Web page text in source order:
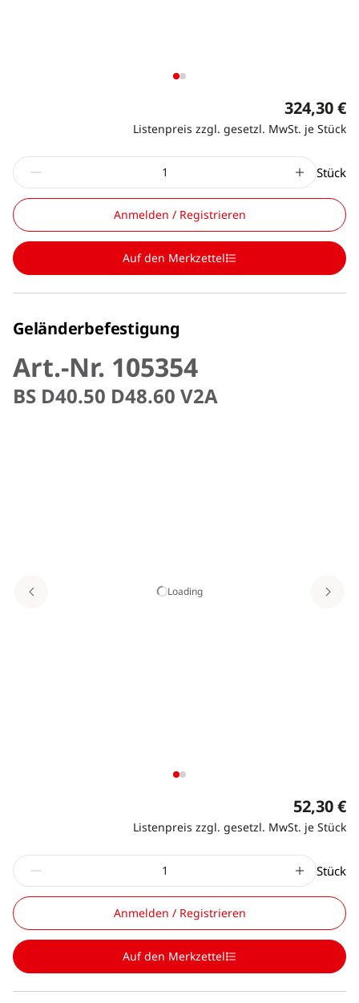
324,30 €
Listenpreis zzgl. gesetzl. MwSt. je Stück
Stück
Anmelden / Registrieren
Auf den Merkzettel
Geländerbefestigung
Art.-Nr. 105354
BS D40.50 D48.60 V2A
Loading
52,30 €
Listenpreis zzgl. gesetzl. MwSt. je Stück
Stück
Anmelden / Registrieren
Auf den Merkzettel